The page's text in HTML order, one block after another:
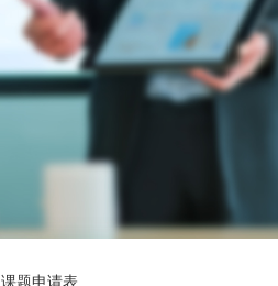
课题申请表